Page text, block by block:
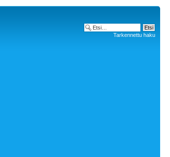
Tarkennettu haku